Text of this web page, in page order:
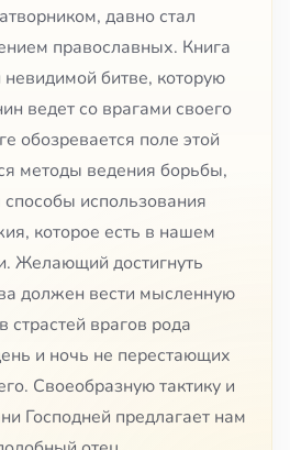
давно стал
православных. Книга
невидимой битве, которую
ведет со врагами своего
обозревается поле этой
методы ведения борьбы,
использования
которое есть в нашем
Желающий достигнуть
должен вести мысленную
страстей врагов рода
и ночь не перестающих
Своеобразную тактику и
Господней предлагает нам